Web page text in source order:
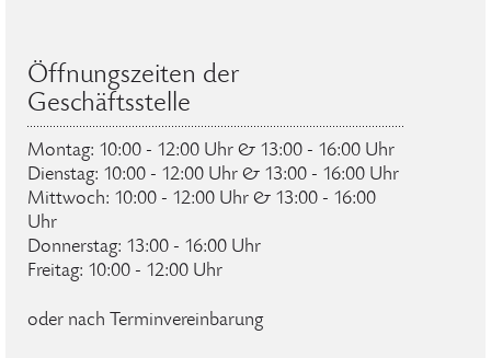
Öffnungszeiten der
Geschäftsstelle
Montag: 10:00 - 12:00 Uhr & 13:00 - 16:00 Uhr
Dienstag: 10:00 - 12:00 Uhr & 13:00 - 16:00 Uhr
Mittwoch: 10:00 - 12:00 Uhr & 13:00 - 16:00
Uhr
Donnerstag: 13:00 - 16:00 Uhr
Freitag: 10:00 - 12:00 Uhr
oder nach Terminvereinbarung